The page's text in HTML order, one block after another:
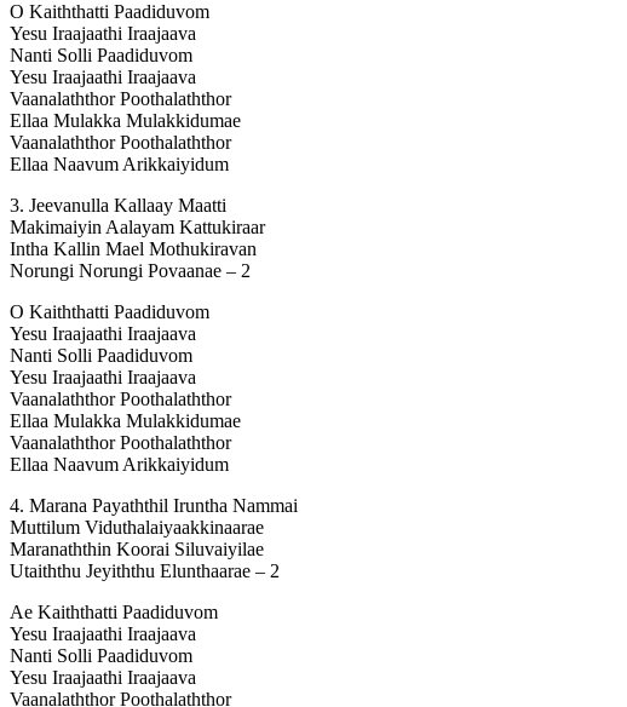
O Kaiththatti Paadiduvom
Yesu Iraajaathi Iraajaava
Nanti Solli Paadiduvom
Yesu Iraajaathi Iraajaava
Vaanalaththor Poothalaththor
Ellaa Mulakka Mulakkidumae
Vaanalaththor Poothalaththor
Ellaa Naavum Arikkaiyidum
3. Jeevanulla Kallaay Maatti
Makimaiyin Aalayam Kattukiraar
Intha Kallin Mael Mothukiravan
Norungi Norungi Povaanae – 2
O Kaiththatti Paadiduvom
Yesu Iraajaathi Iraajaava
Nanti Solli Paadiduvom
Yesu Iraajaathi Iraajaava
Vaanalaththor Poothalaththor
Ellaa Mulakka Mulakkidumae
Vaanalaththor Poothalaththor
Ellaa Naavum Arikkaiyidum
4. Marana Payaththil Iruntha Nammai
Muttilum Viduthalaiyaakkinaarae
Maranaththin Koorai Siluvaiyilae
Utaiththu Jeyiththu Elunthaarae – 2
Ae Kaiththatti Paadiduvom
Yesu Iraajaathi Iraajaava
Nanti Solli Paadiduvom
Yesu Iraajaathi Iraajaava
Vaanalaththor Poothalaththor